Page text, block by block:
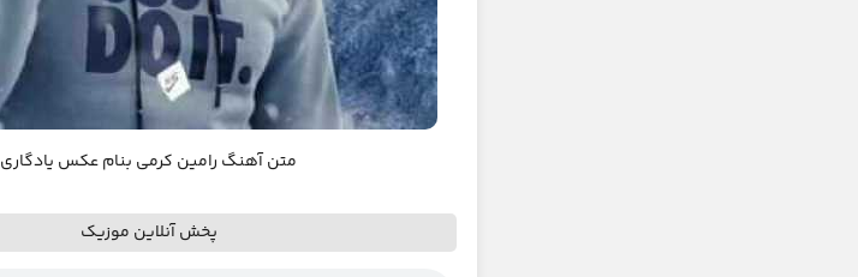
متن آهنگ رامین کرمی بنام عکس یادگاری
پخش آنلاین موزیک